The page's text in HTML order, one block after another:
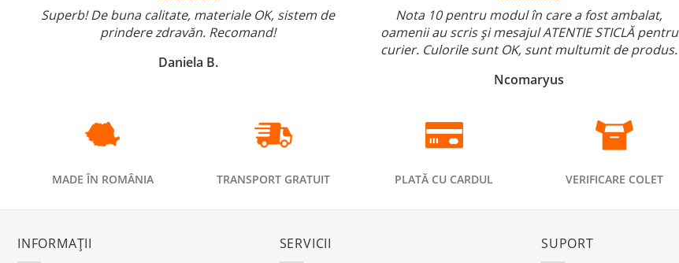
Superb! De buna calitate, materiale OK, sistem de
prindere zdravăn. Recomand!
Daniela B.
Nota 10 pentru modul în care a fost ambalat,
oamenii au scris și mesajul ATENTIE STICLĂ pentru
curier. Culorile sunt OK, sunt multumit de produs.
Ncomaryus
MADE ÎN ROMÂNIA TRANSPORT GRATUIT PLATĂ CU CARDUL VERIFICARE COLET
INFORMAȚII SERVICII SUPORT